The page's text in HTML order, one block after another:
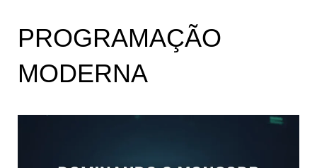
PROGRAMAÇÃO
MODERNA